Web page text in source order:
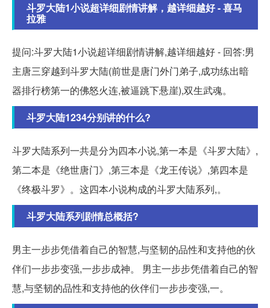
斗罗大陆1小说超详细剧情讲解，越详细越好 - 喜马
拉雅
提问:斗罗大陆1小说超详细剧情讲解,越详细越好 - 回答:男
主唐三穿越到斗罗大陆(前世是唐门外门弟子,成功练出暗
器排行榜第一的佛怒火连,被逼跳下悬崖),双生武魂。
斗罗大陆1234分别讲的什么?
斗罗大陆系列一共是分为四本小说,第一本是《斗罗大陆》,
第二本是《绝世唐门》,第三本是《龙王传说》,第四本是
《终极斗罗》。这四本小说构成的斗罗大陆系列,。
斗罗大陆系列剧情总概括?
男主一步步凭借着自己的智慧,与坚韧的品性和支持他的伙
伴们一步步变强,一步步成神。 男主一步步凭借着自己的智
慧,与坚韧的品性和支持他的伙伴们一步步变强,一。